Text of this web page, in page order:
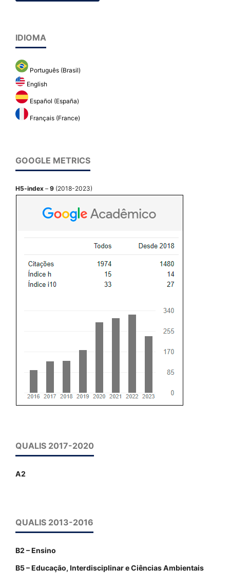
IDIOMA
Português (Brasil)
English
Español (España)
Français (France)
GOOGLE METRICS
H5-index – 9 (2018-2023)
QUALIS 2017-2020
A2
QUALIS 2013-2016
B2 – Ensino
B5 – Educação, Interdisciplinar e Ciências Ambientais